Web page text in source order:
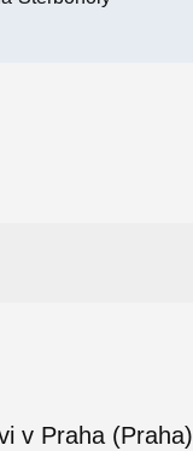
v Praha (Praha)